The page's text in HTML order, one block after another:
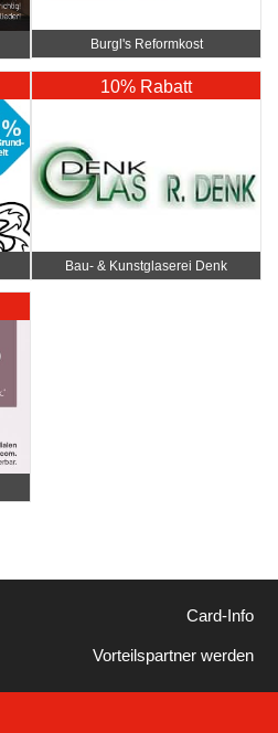
Burgl's Reformkost
10% Rabatt
Bau- & Kunstglaserei Denk
Card-Info
Vorteilspartner werden